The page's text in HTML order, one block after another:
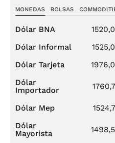
MONEDAS BOLSAS
Dólar BNA
Dólar Informal
Dólar Tarjeta
Dólar
Importador
Dólar Mep
Dólar
Mayorista